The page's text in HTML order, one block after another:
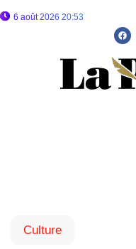
6 août 2026 20:53
Culture